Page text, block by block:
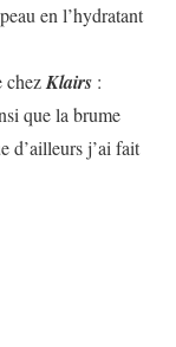
en l’hydratant
chezKlairs :
que la brume
d’ailleurs j’ai fait